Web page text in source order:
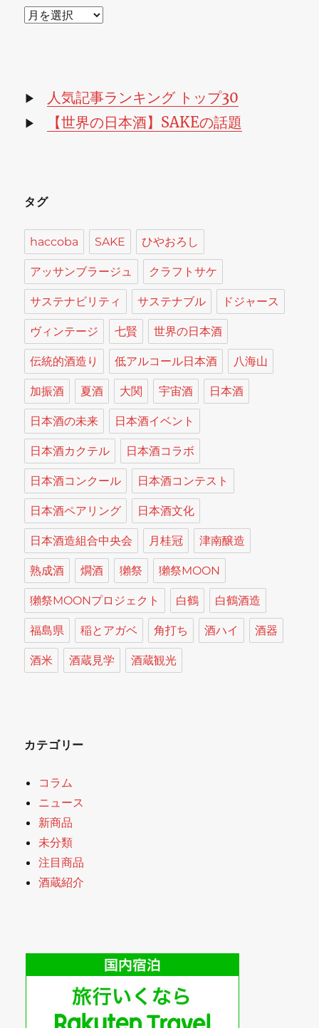
ア
ブ
▶ 人気記事ランキング トップ30
▶ 【世界の日本酒】SAKEの話題
タグ
haccoba SAKE ひやおろし
アッサンブラージュ クラフトサケ
サステナビリティ サステナブル ドジャース
ヴィンテージ 七賢 世界の日本酒
伝統的酒造り 低アルコール日本酒 八海山
加振酒 夏酒 大関 宇宙酒 日本酒
日本酒の未来 日本酒イベント
日本酒カクテル 日本酒コラボ
日本酒コンクール 日本酒コンテスト
日本酒ペアリング 日本酒文化
日本酒造組合中央会 月桂冠 津南醸造
熟成酒 燗酒 獺祭 獺祭MOON
獺祭MOONプロジェクト 白鶴 白鶴酒造
福島県 稲とアガベ 角打ち 酒ハイ 酒器
酒米 酒蔵見学 酒蔵観光
カテゴリー
コラム
ニュース
新商品
未分類
注目商品
酒蔵紹介